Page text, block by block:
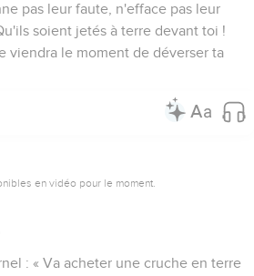
pas leur faute, n'efface pas leur
soient jetés à terre devant toi !
viendra le moment de déverser ta
en vidéo pour le moment.
: « Va acheter une cruche en terre